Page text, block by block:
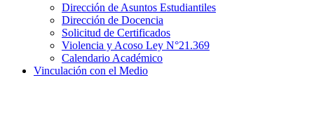
Dirección de Asuntos Estudiantiles
Dirección de Docencia
Solicitud de Certificados
Violencia y Acoso Ley N°21.369
Calendario Académico
Vinculación con el Medio